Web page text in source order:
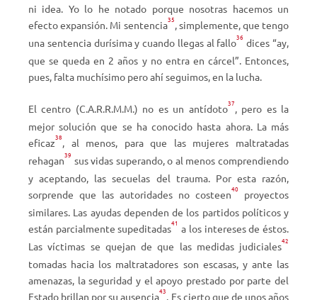
ni idea. Yo lo he notado porque nosotras hacemos un
efecto expansión. Mi sentencia35, simplemente, que tengo
una sentencia durísima y cuando llegas al fallo36 dices “ay,
que se queda en 2 años y no entra en cárcel”. Entonces,
pues, falta muchísimo pero ahí seguimos, en la lucha.
El centro (C.A.R.R.M.M.) no es un antídoto37, pero es la
mejor solución que se ha conocido hasta ahora. La más
eficaz38, al menos, para que las mujeres maltratadas
rehagan39 sus vidas superando, o al menos comprendiendo
y aceptando, las secuelas del trauma. Por esta razón,
sorprende que las autoridades no costeen40
proyectos
similares. Las ayudas dependen de los partidos políticos y
están parcialmente supeditadas41 a los intereses de éstos.
Las víctimas se quejan de que las medidas judiciales42
tomadas hacia los maltratadores son escasas, y ante las
amenazas, la seguridad y el apoyo prestado por parte del
Estado brillan por su ausencia43. Es cierto que de unos años